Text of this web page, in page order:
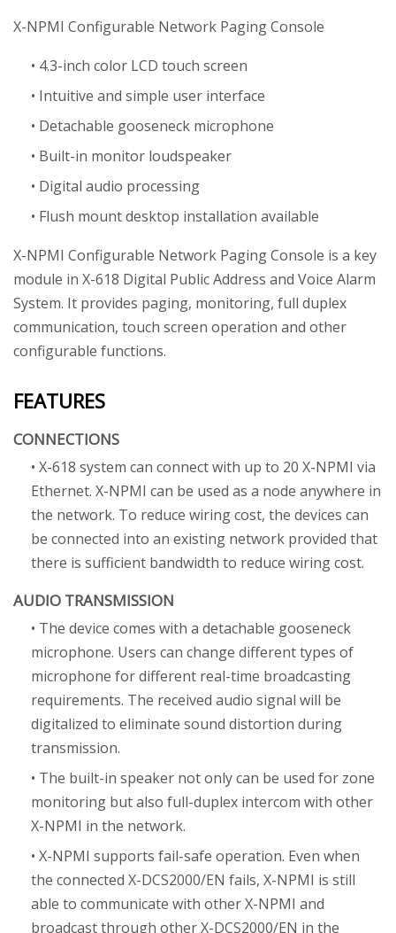
X-NPMI Configurable Network Paging Console
• 4.3-inch color LCD touch screen
• Intuitive and simple user interface
• Detachable gooseneck microphone
• Built-in monitor loudspeaker
• Digital audio processing
• Flush mount desktop installation available
X-NPMI Configurable Network Paging Console is a key
module in X-618 Digital Public Address and Voice Alarm
System. It provides paging, monitoring, full duplex
communication, touch screen operation and other
configurable functions.
FEATURES
CONNECTIONS
• X-618 system can connect with up to 20 X-NPMI via
Ethernet. X-NPMI can be used as a node anywhere in
the network. To reduce wiring cost, the devices can
be connected into an existing network provided that
there is sufficient bandwidth to reduce wiring cost.
AUDIO TRANSMISSION
• The device comes with a detachable gooseneck
microphone. Users can change different types of
microphone for different real-time broadcasting
requirements. The received audio signal will be
digitalized to eliminate sound distortion during
transmission.
• The built-in speaker not only can be used for zone
monitoring but also full-duplex intercom with other
X-NPMI in the network.
• X-NPMI supports fail-safe operation. Even when
the connected X-DCS2000/EN fails, X-NPMI is still
able to communicate with other X-NPMI and
broadcast through other X-DCS2000/EN in the